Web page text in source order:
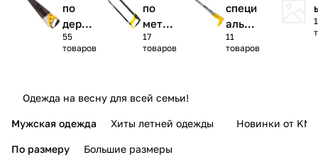
по
дерев
у
55
товаров
по
метал
лу
17
товаров
специ
альны
е
11
товаров
1
Одежда на весну для всей семьи!
Мужская одежда Хиты летней одежды Новинки от KMI
По размеру Большие размеры